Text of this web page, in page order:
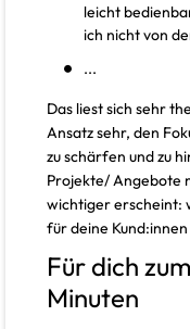
leicht
ich nicht von
...
Das liest sich sehr
Ansatz sehr, den
zu schärfen und zu
Projekte/ Angebote
wichtiger erscheint:
für deine
Für dich
Minuten